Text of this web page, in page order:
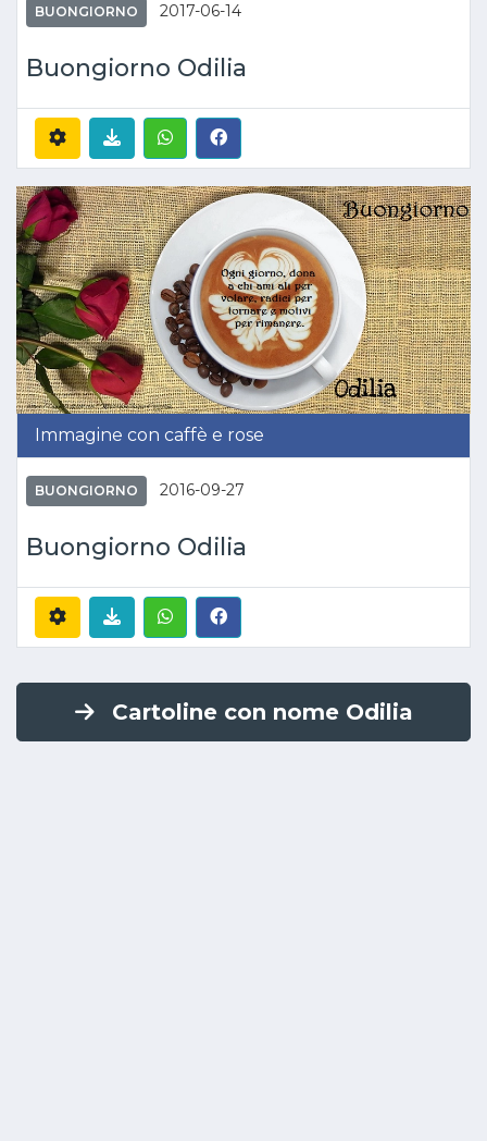
BUONGIORNO 2017-06-14
Buongiorno Odilia
Immagine con caffè e rose
BUONGIORNO 2016-09-27
Buongiorno Odilia
Cartoline con nome Odilia